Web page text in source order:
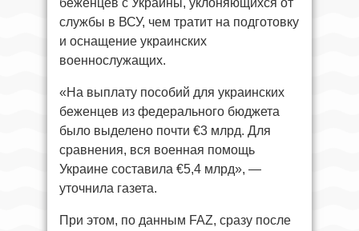
службы в ВСУ, чем тратит на подготовку
и оснащение украинских
военнослужащих.
«На выплату пособий для украинских
беженцев из федерального бюджета
было выделено почти €3 млрд. Для
сравнения, вся военная помощь
Украине составила €5,4 млрд», —
уточнила газета.
При этом, по данным FAZ, сразу после